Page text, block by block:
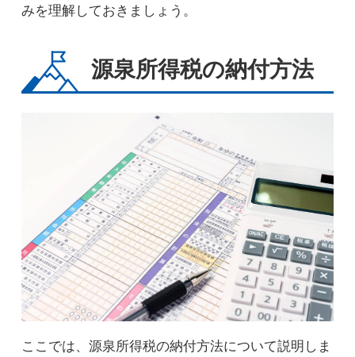
みを理解しておきましょう。
源泉所得税の納付方法
ここでは、源泉所得税の納付方法について説明しま